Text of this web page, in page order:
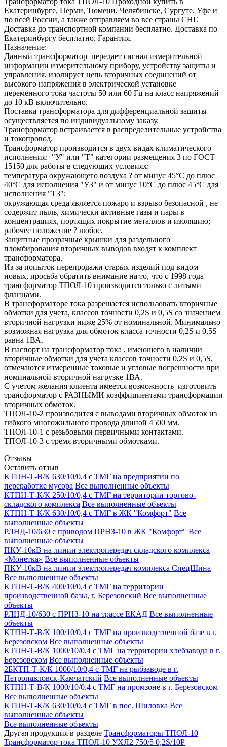
Екатеринбурге, Перми, Тюмени, Челябинске, Сургуте, Уфе и
по всей России, а также отправляем во все страны СНГ.
Доставка до транспортной компании бесплатно. Доставка по
Екатеринбургу бесплатно. Гарантия.
Назначение:
Данный трансформатор передает сигнал измерительной
информации измерительному прибору, устройству защиты и
управления, изолирует цепь вторичных соединений от
высокого напряжения в электрической установке
переменного тока частоты 50 или 60 Гц на класс напряжений
до 10 кВ включительно.
Поставка трансформатора для дифференциальной защиты
осуществляется по индивидуальному заказу.
Трансформатор встраивается в распределительные устройства
и токопровод.
Трансформатор производится в двух видах климатического
исполнения: "У" или "Т" категории размещения 3 по ГОСТ
15150 для работы в следующих условиях:
температура окружающего воздуха ? от минус 45°С до плюс
40°С для исполнения "У3" и от минус 10°С до плюс 45°С для
исполнения "Т3";
окружающая среда является пожаро и взрыво безопасной , не
содержит пыль, химически активные газы и пары в
концентрациях, портящих покрытие металлов и изоляцию;
рабочее положение ? любое.
Защитные прозрачные крышки для раздельного
пломбирования вторичных выводов входят к комплект
трансформатора.
Из-за попыток перепродажи старых изделий под видом
новых, просьба обратить внимание на то, что с 1998 года
трансформатор ТПОЛ-10 производится только с литыми
фланцами.
В трансформаторе тока разрешается использовать вторичные
обмотки для учета, классов точности 0,2S и 0,5S со значением
вторичной нагрузки ниже 25% от номинальной. Минимально
возможная нагрузка для обмоток класса точности 0,2S и 0,5S
равна 1ВА.
В паспорт на трансформатор тока , имеющего в наличии
вторичные обмотки для учета классов точности 0,2S и 0,5S,
отмечаются измеренные токовые и угловые погрешности при
номинальной вторичной нагрузке 1ВА.
С учетом желания клиента имеется возможность изготовить
трансформатор с РАЗНЫМИ коэффициентами трансформации
вторичных обмоток.
ТПОЛ-10-2 производится с выводами вторичных обмоток из
гибкого многожильного провода длиной 4500 мм.
ТПОЛ-10-1 с резьбовыми первичными контактами.
ТПОЛ-10-3 с тремя вторичными обмотками.
Отзывы
Оставить отзыв
КТПН-Т-В/К 630/10/0,4 с ТМГ на предприятии по
переработке мусора Все выполненные объекты
КТПН-Т-К/К 250/10/0,4 с ТМГ на территории торгово-
складского комплекса Все выполненные объекты
КТПН-Т-К/К 630/10/0,4 с ТМГ в ЖК "Комфорт" Все
выполненные объекты
РЛНД-10/630 с приводом ПРНЗ-10 в ЖК "Комфорт" Все
выполненные объекты
ПКУ-10кВ на линии электропередач складского комплекса
«Монетка» Все выполненные объекты
ПКУ-10кВ на линии электропередач комплекса СпецШина
Все выполненные объекты
КТПН-Т-В/К 400/10/0,4 с ТМГ на территории
производственной базы, г. Березовский Все выполненные
объекты
РЛНД-10/630 с ПРНЗ-10 на трассе ЕКАД Все выполненные
объекты
КТПН-Т-В/К 100/10/0,4 с ТМГ на производственной базе в г.
Березовском Все выполненные объекты
КТПН-Т-В/К 1000/10/0,4 с ТМГ на территории хлебзавода в г.
Березовском Все выполненные объекты
2БКТП-Т-К/К 1000/10/0,4 с ТМГ на рыбзаводе в г.
Петропавловск-Камчатский Все выполненные объекты
КТПН-Т-В/К 1000/10/0,4 с ТМГ на промзоне в г. Березовском
Все выполненные объекты
КТПН-Т-К/К 630/10/0,4 с ТМГ в пос. Шиловка Все
выполненные объекты
Все выполненные объекты
Другая продукция в разделе Трансформаторы ТПОЛ-10
Трансформатор тока ТПОЛ-10 УХЛ2 750/5 0,2S/10Р